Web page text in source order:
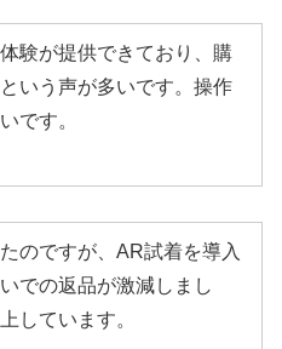
験が提供できており、購
いう声が多いです。操作
です。
のですが、AR試着を導入
での返品が激減しまし
しています。